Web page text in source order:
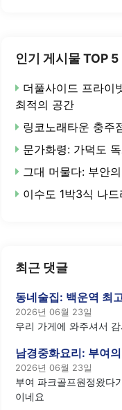
인기 게시물 TOP 5
더풀사이드 프라이
최적의 공간
링코노래타운 충주
문가화령: 가덕도
그대 머물다: 부안
이수도 1박3식 나
최근 댓글
동네술집: 백운역 최
2026년 06월 23일
우리 가게에 와주셔서
남경중화요리: 부여
2026년 06월 23일
부여 파크골프원정왔다
이네요